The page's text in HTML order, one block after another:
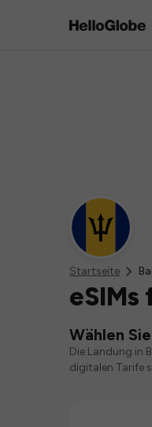
Startseite
eSIMs
Wählen
Die Landung in
digitalen Tarife